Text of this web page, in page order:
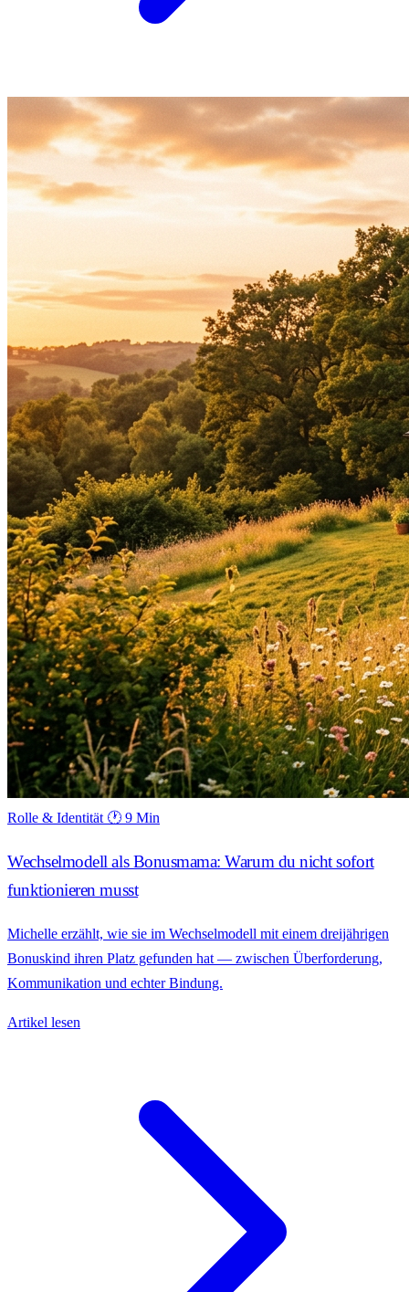
Rolle & Identität 🕐 9 Min
Wechselmodell als Bonusmama: Warum du nicht sofort
funktionieren musst
Michelle erzählt, wie sie im Wechselmodell mit einem dreijährigen
Bonuskind ihren Platz gefunden hat — zwischen Überforderung,
Kommunikation und echter Bindung.
Artikel lesen